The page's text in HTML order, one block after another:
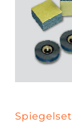
Spiegelset